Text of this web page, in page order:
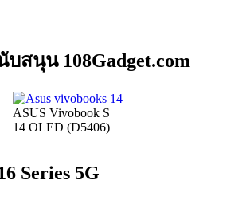
สนุน 108Gadget.com
ASUS Vivobook S
14 OLED (D5406)
Series 5G